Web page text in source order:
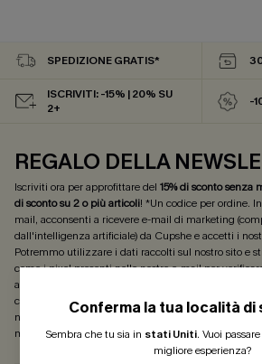
Conferma la tua località di
Sembra che tu sia in stati Uniti. Vuoi
migliore esperienza?
SPEDIZIONE GRATIS*
ISCRIVITI: -15% | 20% SU
2+
-
REGALO DELLA
Iscriviti ora per approfittare del 15% di sconto senza
di sconto su 2 o più articoli! *Un codice per ordine.
mail, acconsenti a ricevere e-mail di marketing
dall'intelligenza artificiale) da Cupshe e accetti i
Potremmo utilizzare i dati raccolti sul nostro sito e
come i pixel presenti nelle nostre e-mail per
aperte, valutare il livello di coinvolgimento,
consigliarti prodotti che potrebbero interessarti, il
nostra
Informativa sulla privacy . Puoi annullare
momento.